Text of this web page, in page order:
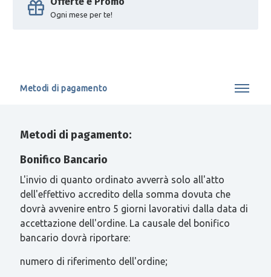
Ogni mese per te!
Metodi di pagamento
Metodi di pagamento:
Bonifico Bancario
L'invio di quanto ordinato avverrà solo all'atto
dell'effettivo accredito della somma dovuta che
dovrà avvenire entro 5 giorni lavorativi dalla data di
accettazione dell'ordine. La causale del bonifico
bancario dovrà riportare:
numero di riferimento dell'ordine;